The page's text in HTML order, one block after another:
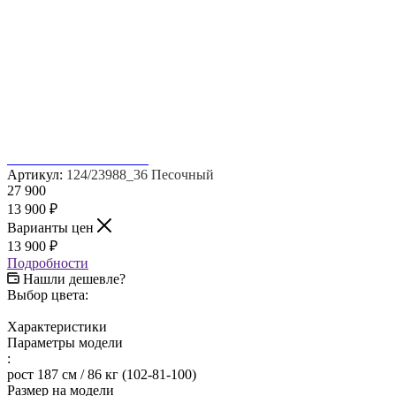
Артикул: 124/23988_36 Песочный
27 900
13 900 ₽
Варианты цен
13 900 ₽
Подробности
Нашли дешевле?
Выбор цвета:
Характеристики
Параметры модели
:
рост 187 см / 86 кг (102-81-100)
Размер на модели